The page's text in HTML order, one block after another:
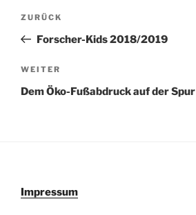
Beitragsnavigation
Vorheriger
Beitrag
ZURÜCK
Forscher-Kids 2018/2019
Nächster
Beitrag
WEITER
Dem Öko-Fußabdruck auf der Spur
Impressum